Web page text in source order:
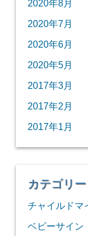
2020年8月
2020年7月
2020年6月
2020年5月
2017年3月
2017年2月
2017年1月
カテゴリー
チャイルドマ
ベビーサイン